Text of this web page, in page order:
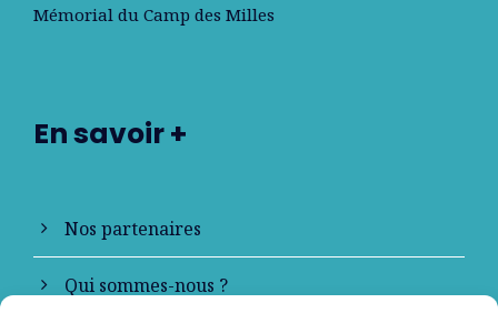
Mémorial du Camp des Milles
En savoir +
Nos partenaires
Qui sommes-nous ?